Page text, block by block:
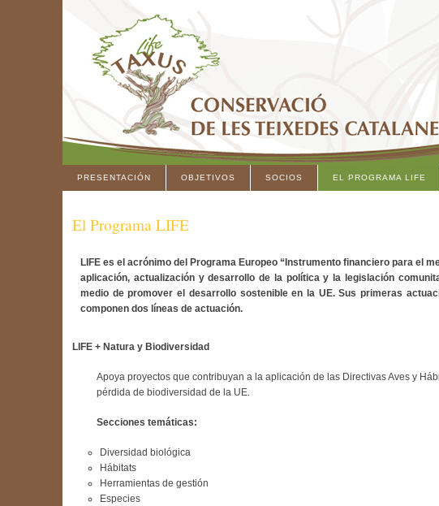
PRESENTACIÓN OBJETIVOS SOCIOS EL PROGRAMA LIFE
El Programa LIFE
LIFE es el acrónimo del Programa Europeo “Instrumento financiero para el
aplicación, actualización y desarrollo de la política y la legislación
medio de promover el desarrollo sostenible en la UE. Sus primeras
componen dos líneas de actuación.
LIFE + Natura y Biodiversidad
Apoya proyectos que contribuyan a la aplicación de las Directivas Aves y
pérdida de biodiversidad de la UE.
Secciones temáticas:
Diversidad biológica
Hábitats
Herramientas de gestión
Especies